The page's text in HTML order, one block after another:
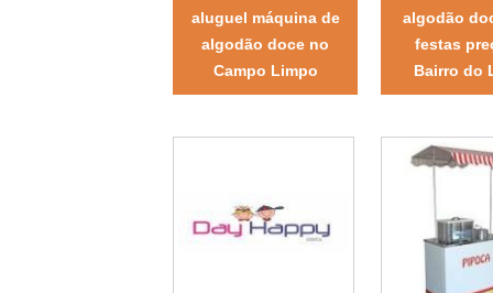
aluguel máquina de
algodão doce no
Campo Limpo
algodão
festas
Bairro do